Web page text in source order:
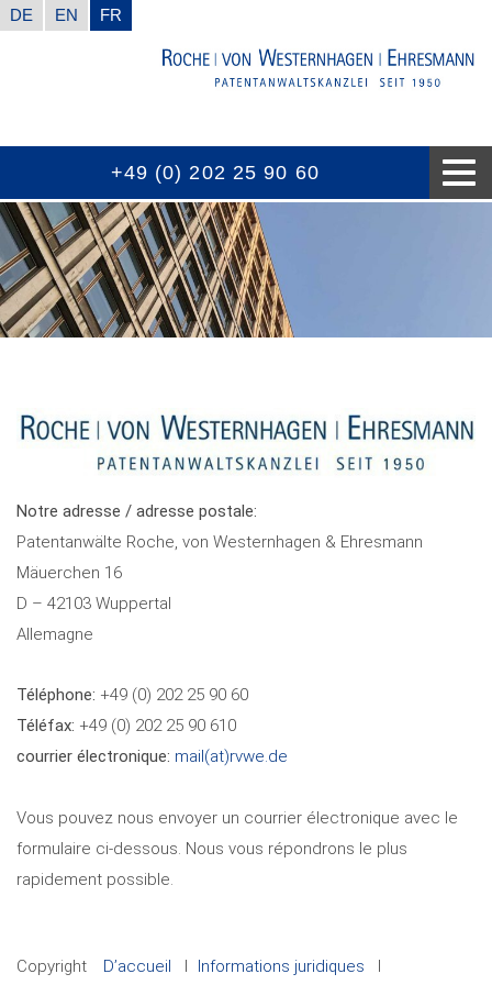
DE EN FR
LE CABINET D’AVOCAT
NOUVELLES
NOS COMPÉTENCES
PRIX
BIEN A SAVOIR
CONTACTS
+49 (0) 202 25 90 60
Notre adresse / adresse postale:
Patentanwälte Roche, von Westernhagen & Ehresmann
Mäuerchen 16
D – 42103 Wuppertal
Allemagne
Téléphone: +49 (0) 202 25 90 60
Téléfax: +49 (0) 202 25 90 610
courrier électronique: mail(at)rvwe.de
Vous pouvez nous envoyer un courrier électronique avec le
formulaire ci-dessous. Nous vous répondrons le plus
rapidement possible.
Copyright D’accueil Informations juridiques